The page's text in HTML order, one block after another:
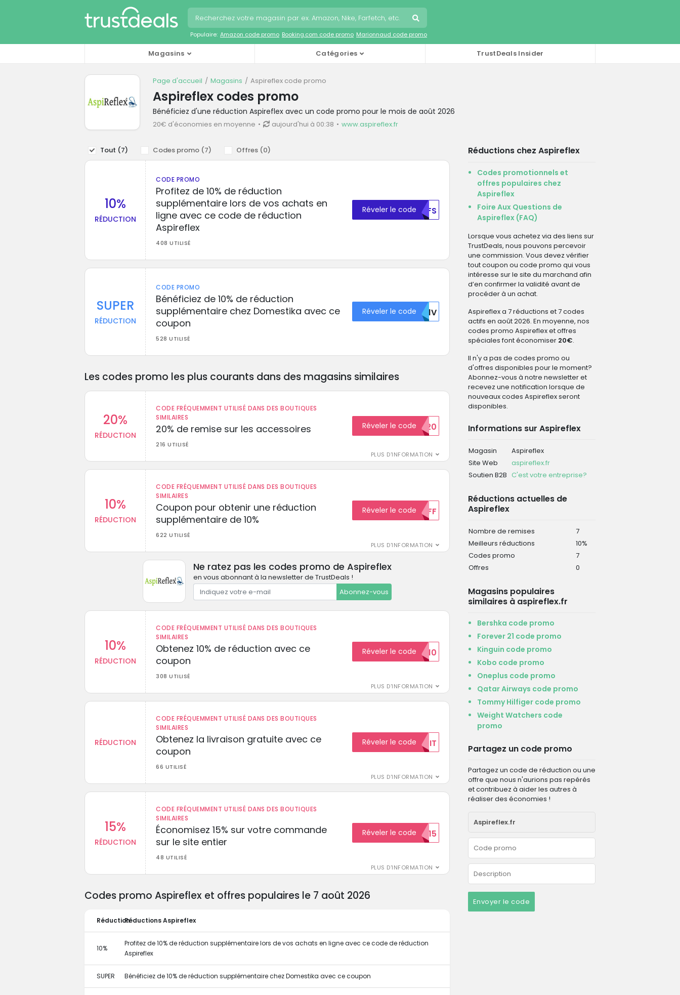
Populaire: Amazon code promo Booking.com code promo Marionnaud code promo
Magasins Catégories TrustDeals Insider
Page d'accueil Magasins Aspireflex code promo
Aspireflex codes promo
Bénéficiez d'une réduction Aspireflex avec un code promo pour le mois de août 2026
20€ d'économies en moyenne aujourd'hui à 00:38 www.aspireflex.fr
Tout (7) Codes promo (7) Offres (0)
10%
RÉDUCTION
CODE PROMO
Profitez de 10% de réduction
supplémentaire lors de vos achats en
ligne avec ce code de réduction
Aspireflex
408 UTILISÉ
Réveler le codeMDFS
SUPER
RÉDUCTION
CODE PROMO
Bénéficiez de 10% de réduction
supplémentaire chez Domestika avec ce
coupon
528 UTILISÉ
Réveler le code TK1V
Les codes promo les plus courants dans des magasins similaires
20%
RÉDUCTION
CODE FRÉQUEMMENT UTILISÉ DANS DES BOUTIQUES
SIMILAIRES
20% de remise sur les accessoires
216 UTILISÉ
PLUS D'INFORMATION
Réveler le code
BIENVENUE20
10%
RÉDUCTION
CODE FRÉQUEMMENT UTILISÉ DANS DES BOUTIQUES
SIMILAIRES
Coupon pour obtenir une réduction
supplémentaire de 10%
622 UTILISÉ
PLUS D'INFORMATION
Réveler le code10%OFF
Ne ratez pas les codes promo de Aspireflex
en vous abonnant à la newsletter de TrustDeals !
Abonnez-vous
10%
RÉDUCTION
CODE FRÉQUEMMENT UTILISÉ DANS DES BOUTIQUES
SIMILAIRES
Obtenez 10% de réduction avec ce
coupon
308 UTILISÉ
PLUS D'INFORMATION
Réveler le code
REDUCTION10
RÉDUCTION
CODE FRÉQUEMMENT UTILISÉ DANS DES BOUTIQUES
SIMILAIRES
Obtenez la livraison gratuite avec ce
coupon
66 UTILISÉ
PLUS D'INFORMATION
Réveler le codeGRATUIT
15%
RÉDUCTION
CODE FRÉQUEMMENT UTILISÉ DANS DES BOUTIQUES
SIMILAIRES
Économisez 15% sur votre commande
sur le site entier
48 UTILISÉ
PLUS D'INFORMATION
Réveler le codeECON15
Réductions chez Aspireflex
Codes promotionnels et
offres populaires chez
Aspireflex
Foire Aux Questions de
Aspireflex (FAQ)
Lorsque vous achetez via des liens sur
TrustDeals, nous pouvons percevoir
une commission. Vous devez vérifier
tout coupon ou code promo qui vous
intéresse sur le site du marchand afin
d’en confirmer la validité avant de
procéder à un achat.
Aspireflex a 7 réductions et 7 codes
actifs en août 2026. En moyenne, nos
codes promo Aspireflex et offres
spéciales font économiser 20€.
Il n'y a pas de codes promo ou
d'offres disponibles pour le moment?
Abonnez-vous à notre newsletter et
recevez une notification lorsque de
nouveaux codes Aspireflex seront
disponibles.
Informations sur Aspireflex
Magasin
Aspireflex
Site Web
aspireflex.fr
Soutien B2B C'est votre entreprise?
Réductions actuelles de
Aspireflex
Nombre de remises
7
Meilleurs réductions
10%
Codes promo
7
Offres
0
Magasins populaires
similaires à aspireflex.fr
Bershka code promo
Forever 21 code promo
Kinguin code promo
Kobo code promo
Oneplus code promo
Qatar Airways code promo
Tommy Hilfiger code promo
Weight Watchers code
promo
Partagez un code promo
Partagez un code de réduction ou une
offre que nous n'aurions pas repérés
et contribuez à aider les autres à
réaliser des économies !
Envoyer le code
Codes promo Aspireflex et offres populaires le 7 août 2026
RéductionRéductions Aspireflex
10%
Profitez de 10% de réduction supplémentaire lors de vos achats en ligne avec ce code de réduction
Aspireflex
SUPER Bénéficiez de 10% de réduction supplémentaire chez Domestika avec ce coupon